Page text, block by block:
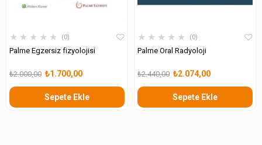
★ ★ ★ ★ ★ 0
Palme Egzersiz fizyolojisi
₺1.700,00
₺2.000,00
Sepete Ekle
★ ★ ★ ★ ★ 0
Palme Oral Radyoloji
₺2.074,00
₺2.440,00
Sepete Ekle